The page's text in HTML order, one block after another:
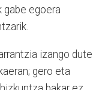
gabe egoera
izango dute
gero eta